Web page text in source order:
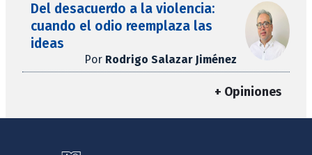
Del desacuerdo a la violencia:
cuando el odio reemplaza las
ideas
Por Rodrigo Salazar Jiménez
+ Opiniones